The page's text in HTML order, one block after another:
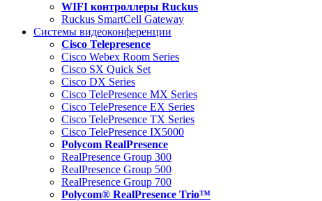
WIFI контроллеры Ruckus
Ruckus SmartCell Gateway
Системы видеоконференции
Cisco Telepresence
Cisco Webex Room Series
Cisco SX Quick Set
Cisco DX Series
Cisco TelePresence MX Series
Cisco TelePresence EX Series
Cisco TelePresence TX Series
Cisco TelePresence IX5000
Polycom RealPresence
RealPresence Group 300
RealPresence Group 500
RealPresence Group 700
Polycom® RealPresence Trio™